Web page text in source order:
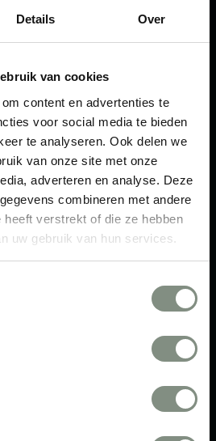
Details Over
van cookies
content en advertenties te
voor social media te bieden
te analyseren. Ook delen we
van onze site met onze
adverteren en analyse. Deze
combineren met andere
heeft verstrekt of die ze hebben
uw gebruik van hun services.
schoon is wanneer je hem
vuil. Wij zorgen er natuurlijk
is wanneer je hem weer
bericht zodra je fiets klaarstaat
op, zodat hij veilig en